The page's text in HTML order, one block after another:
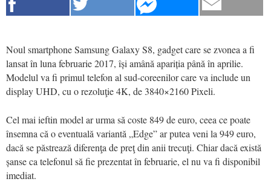
Noul smartphone Samsung Galaxy S8, gadget care se zvonea a fi
lansat în luna februarie 2017, își amână apariția până în aprilie.
Modelul va fi primul telefon al sud-coreenilor care va include un
display UHD, cu o rezoluţie 4K, de 3840×2160 Pixeli.
Cel mai ieftin model ar urma să coste 849 de euro, ceea ce poate
însemna că o eventuală variantă „Edge” ar putea veni la 949 euro,
dacă se păstrează diferenţa de preţ din anii trecuţi. Chiar dacă există
șanse ca telefonul să fie prezentat în februarie, el nu va fi disponibil
imediat.